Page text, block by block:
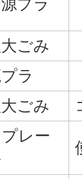
プラ
ごみ
ラ
ごみ
レー